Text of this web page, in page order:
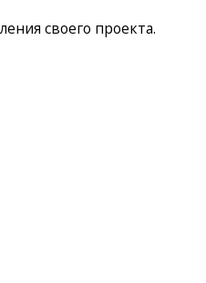
своего проекта.